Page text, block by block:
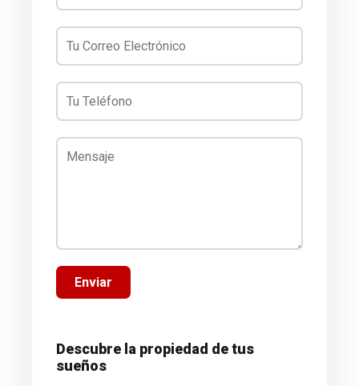
Enviar
Descubre la propiedad de tus
sueños